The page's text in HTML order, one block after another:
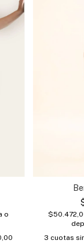
o
3 cuotas